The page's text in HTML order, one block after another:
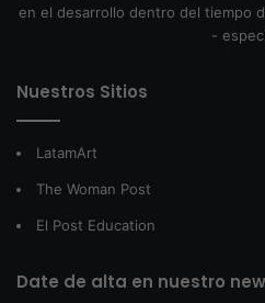
en el desarrollo dentro del tiempo
-
Nuestros Sitios
LatamArt
The Woman Post
El Post Education
Date de alta en nuestro